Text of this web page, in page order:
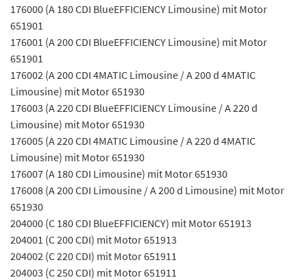
176000 (A 180 CDI BlueEFFICIENCY Limousine) mit Motor
651901
176001 (A 200 CDI BlueEFFICIENCY Limousine) mit Motor
651901
176002 (A 200 CDI 4MATIC Limousine / A 200 d 4MATIC
Limousine) mit Motor 651930
176003 (A 220 CDI BlueEFFICIENCY Limousine / A 220 d
Limousine) mit Motor 651930
176005 (A 220 CDI 4MATIC Limousine / A 220 d 4MATIC
Limousine) mit Motor 651930
176007 (A 180 CDI Limousine) mit Motor 651930
176008 (A 200 CDI Limousine / A 200 d Limousine) mit Motor
651930
204000 (C 180 CDI BlueEFFICIENCY) mit Motor 651913
204001 (C 200 CDI) mit Motor 651913
204002 (C 220 CDI) mit Motor 651911
204003 (C 250 CDI) mit Motor 651911